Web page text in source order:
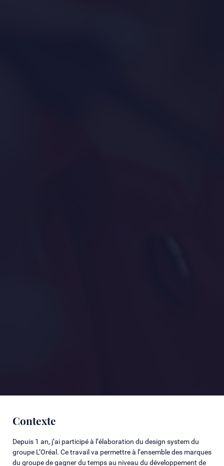
Contexte
Depuis 1 an, j’ai participé à l’élaboration du design system du
groupe L’Oréal. Ce travail va permettre à l’ensemble des marques
du groupe de gagner du temps au niveau du développement de